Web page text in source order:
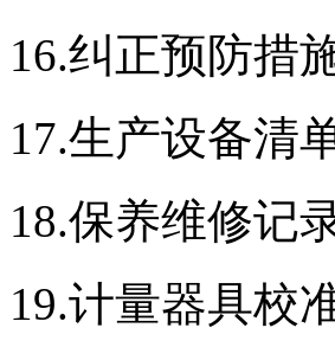
16.纠正预防措
17.生产设备清
18.保养维修记
19.计量器具校